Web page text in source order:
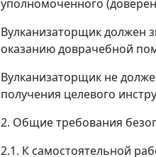
уполномоченного
Вулканизаторщик должен
оказанию доврачебной
Вулканизаторщик не
получения целевого
2. Общие требования
2.1. К самостоятельной